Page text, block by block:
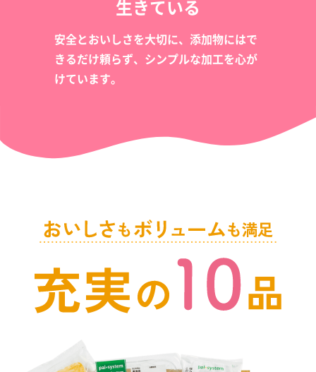
生きている
安全とおいしさを大切に、添加物にはで
きるだけ頼らず、シンプルな加工を心が
けています。